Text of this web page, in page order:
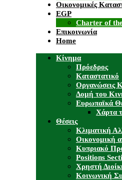
Οικονομικές
EGP
Charter of
Επικοινωνία
Home
Κίνημα
Πρόεδρος
Καταστατικό
Οργανώσεις
Δομή του
Ευρωπαϊκά
Χάρτα
Θέσεις
Κλιματική
Οικονομική
Κυπριακό
Positions
Χρηστή
Κοινωνική